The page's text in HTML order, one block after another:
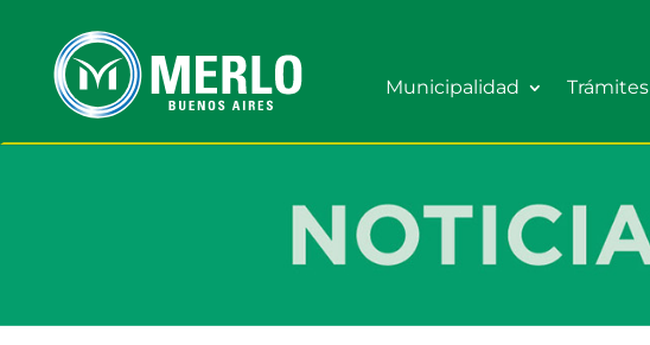
Municipalidad Trámites